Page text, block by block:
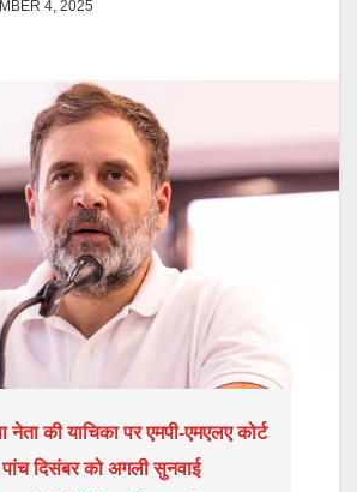
4, 2025
नेता की याचिका पर एमपी-एमएलए कोर्ट
दिसंबर को अगली सुनवाई